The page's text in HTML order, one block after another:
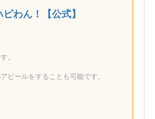
ピわん！【公式】
。
ピールをすることも可能です。